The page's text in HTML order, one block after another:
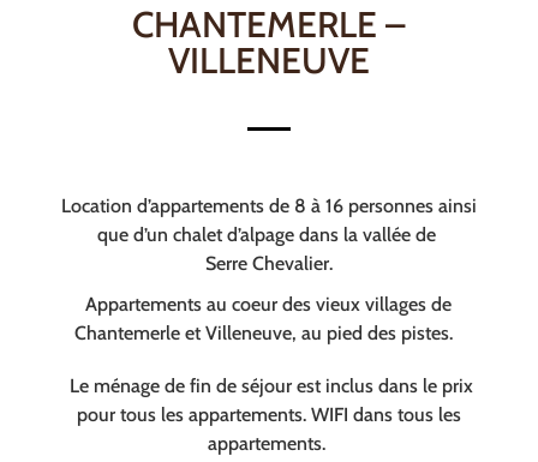
CHANTEMERLE –
VILLENEUVE
Location d’appartements de 8 à 16 personnes ainsi
que d’un chalet d’alpage dans la vallée de
Serre Chevalier.
Appartements au coeur des vieux villages de
Chantemerle et Villeneuve, au pied des pistes.
Le ménage de fin de séjour est inclus dans le prix
pour tous les appartements. WIFI dans tous les
appartements.